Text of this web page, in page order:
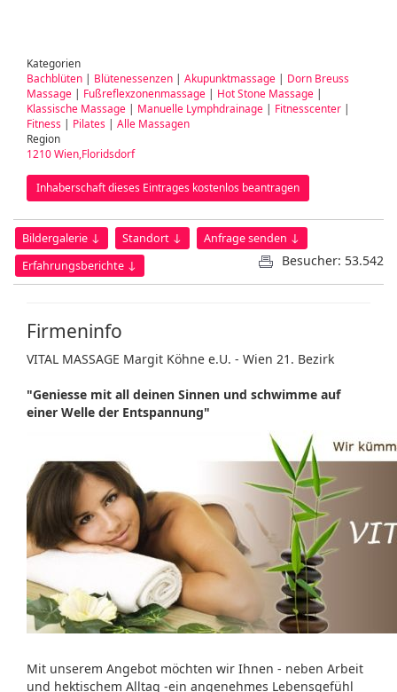
Kategorien
Bachblüten | Blütenessenzen | Akupunktmassage | Dorn Breuss
Massage | Fußreflexzonenmassage | Hot Stone Massage |
Klassische Massage | Manuelle Lymphdrainage | Fitnesscenter |
Fitness | Pilates | Alle Massagen
Region
1210 Wien,Floridsdorf
Inhaberschaft dieses Eintrages kostenlos beantragen
Bildergalerie ↓ Standort ↓
Anfrage senden ↓
Erfahrungsberichte ↓
Besucher: 53.542
Firmeninfo
VITAL MASSAGE Margit Köhne e.U. - Wien 21. Bezirk
"Geniesse mit all deinen Sinnen und schwimme auf
einer Welle der Entspannung"
Mit unserem Angebot möchten wir Ihnen - neben Arbeit
und hektischem Alltag -ein angenehmes Lebensgefühl